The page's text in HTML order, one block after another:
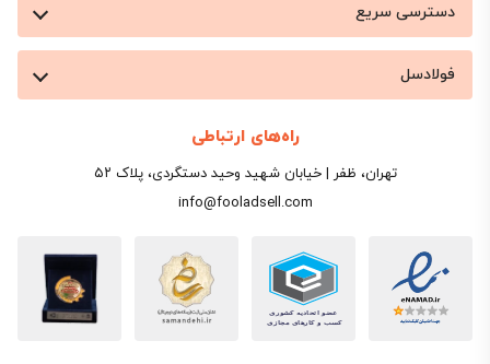
دسترسی سریع
فولادسل
راه‌های ارتباطی
تهران، ظفر | خیابان شهید وحید دستگردی، پلاک ۵۲
info@fooladsell.com